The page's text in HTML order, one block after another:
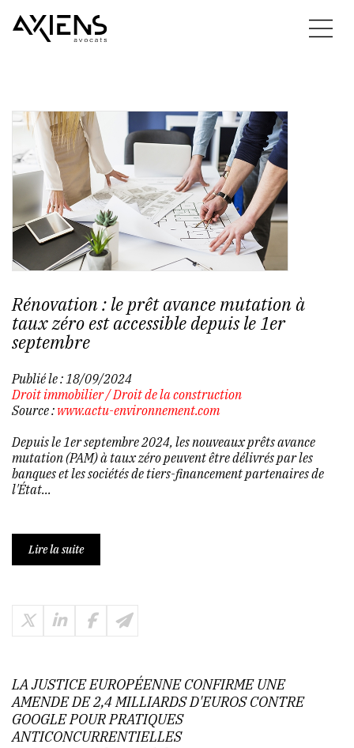
Rénovation : le prêt avance mutation à
taux zéro est accessible depuis le 1er
septembre
Publié le : 18/09/2024
Droit immobilier/Droit de la construction
Source : www.actu-environnement.com
Depuis le 1er septembre 2024, les nouveaux prêts avance
mutation (PAM) à taux zéro peuvent être délivrés par les
banques et les sociétés de tiers-financement partenaires de
l'État...
Lire la suite
LA JUSTICE EUROPÉENNE CONFIRME UNE
AMENDE DE 2,4 MILLIARDS D'EUROS CONTRE
GOOGLE POUR PRATIQUES
ANTICONCURRENTIELLES